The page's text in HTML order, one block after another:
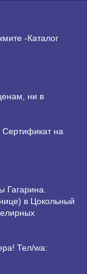
-Каталог
ни в
на
Гагарина.
в Цокольный
Тел/wa: